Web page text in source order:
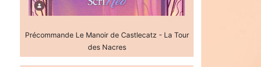
Précommande Le Manoir de Castlecatz - La Tour
des Nacres